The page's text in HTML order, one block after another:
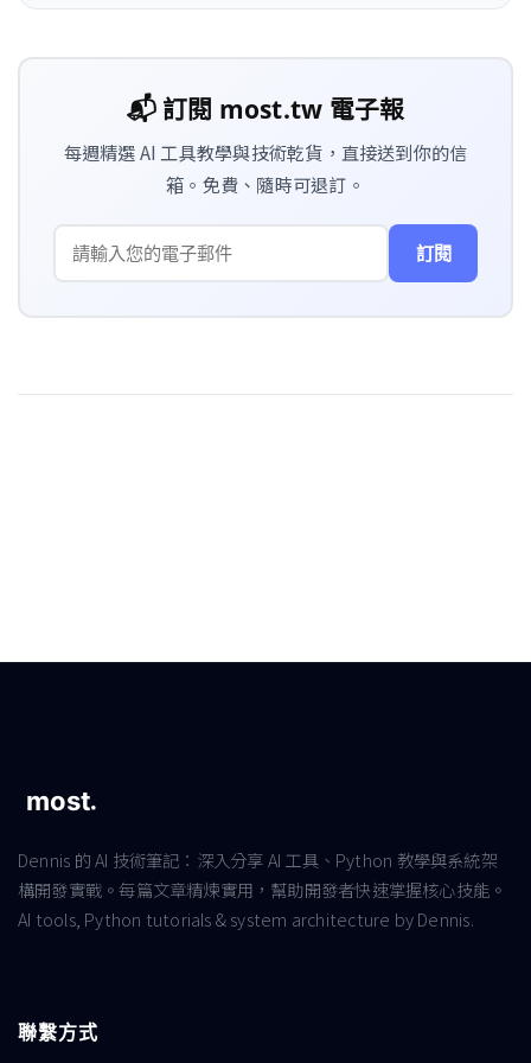
📬 訂閱 most.tw 電子報
每週精選 AI 工具教學與技術乾貨，直接送到你的信
箱。免費、隨時可退訂。
訂閱
Dennis 的 AI 技術筆記：深入分享 AI 工具、Python 教學與系統架
構開發實戰。每篇文章精煉實用，幫助開發者快速掌握核心技能。
AI tools, Python tutorials & system architecture by Dennis.
聯繫方式